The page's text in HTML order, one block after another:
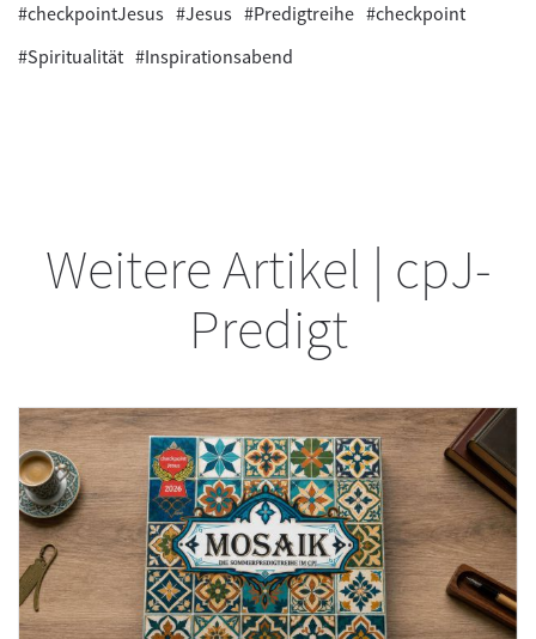
#checkpointJesus #Jesus #Predigtreihe #checkpoint
#Spiritualität #Inspirationsabend
Weitere Artikel | cpJ-
Predigt